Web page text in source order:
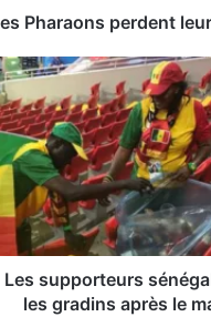
Pharaons perdent
Les supporteurs
les gradins après le